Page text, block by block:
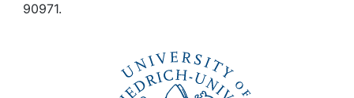
Help
90971.